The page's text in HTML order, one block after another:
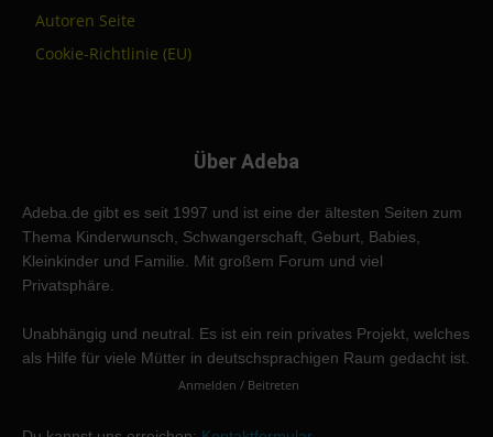
Autoren Seite
Cookie-Richtlinie (EU)
Über Adeba
Adeba.de gibt es seit 1997 und ist eine der ältesten Seiten zum
Thema Kinderwunsch, Schwangerschaft, Geburt, Babies,
Kleinkinder und Familie. Mit großem Forum und viel
Privatsphäre.
Unabhängig und neutral. Es ist ein rein privates Projekt, welches
als Hilfe für viele Mütter in deutschsprachigen Raum gedacht ist.
Anmelden / Beitreten